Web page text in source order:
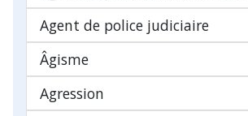
Agent de police judiciaire
Âgisme
Agression